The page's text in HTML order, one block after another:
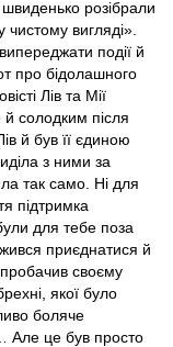
швиденько розібрали
вигляді».
події й
про бідолашного
Лів та Мії
солодким після
й був її єдиною
з ними за
так само. Ні для
підтримка
для тебе поза
приєднатися й
своєму
якої було
боляче
Але це був просто